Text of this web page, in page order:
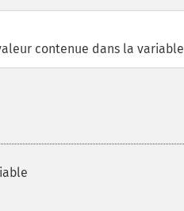
contenue dans la variable